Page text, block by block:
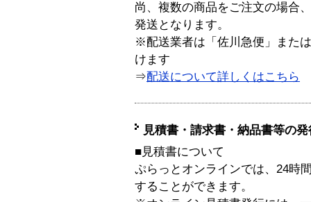
尚、複数の商品をご注文の場合
発送となります。
※配送業者は「佐川急便」また
けます
⇒配送について詳しくはこちら
見積書・請求書・納品書等の
■見積書について
ぷらっとオンラインでは、24時
することができます。